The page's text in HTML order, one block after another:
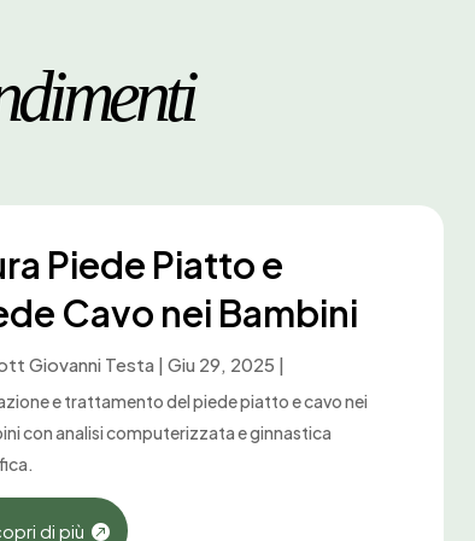
Piede Piatto e
Cavo nei Bambini
Giovanni Testa | Giu 29, 2025 |
e trattamento del piede piatto e cavo nei
con analisi computerizzata e ginnastica
di più